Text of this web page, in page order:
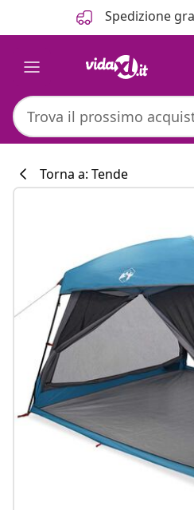
Spedizione
Torna a: Tende